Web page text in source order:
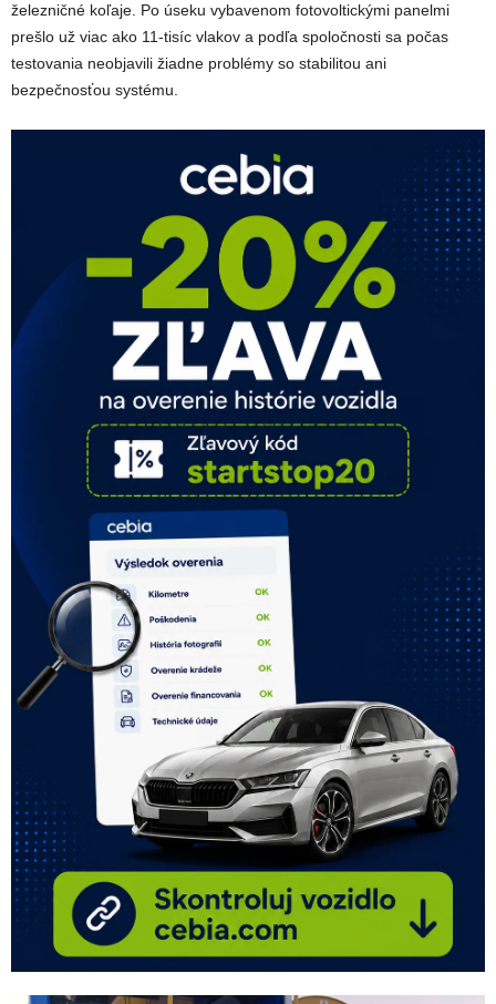
železničné koľaje. Po úseku vybavenom fotovoltickými panelmi
prešlo už viac ako 11-tisíc vlakov a podľa spoločnosti sa počas
testovania neobjavili žiadne problémy so stabilitou ani
bezpečnosťou systému.